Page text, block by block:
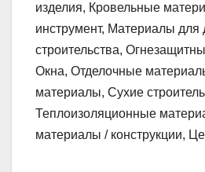
изделия, Кровельные
инструмент, Материалы для
строительства,
Окна, Отделочные
материалы, Сухие
Теплоизоляционные
материалы / конструкции,